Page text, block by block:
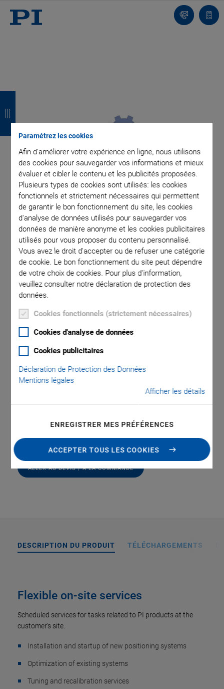
Paramétrez les cookies
Afin d'améliorer votre expérience en ligne, nous utilisons
des cookies pour sauvegarder vos informations et mieux
évaluer et cibler le contenu et les publicités proposées.
Plusieurs types de cookies sont utilisés: les cookies
fonctionnels et strictement nécessaires qui permettent
de garantir le bon fonctionnement du site, les cookies
d'analyse de données utilisés pour sauvegarder vos
données de manière anonyme et les cookies publicitaires
utilisés pour vous proposer du contenu personnalisé.
Vous avez le droit d'accepter ou de refuser une catégorie
de cookie. Le bon fonctionnement du site peut dépendre
de votre choix de cookies. Pour plus d'information,
veuillez consulter notre déclaration de protection des
données.
Cookies fonctionnels (strictement nécessaires)
Cookies d'analyse de données
Cookies publicitaires
Déclaration de Protection des Données
Mentions légales
Afficher les détails
ENREGISTRER MES PRÉFÉRENCES
ACCEPTER TOUS LES COOKIES
Contact
PI On-Site Scheduled
Services
Support
On-site support by PI engineering experts
System setup and basic user training
Preventive maintenance and support
ALLER AU DEVIS / À LA COMMANDE
DESCRIPTION DU PRODUIT TÉLÉCHARGEMENTS
Flexible on-site services
Scheduled services for tasks related to PI products at the
customer's site.
Installation and startup of new positioning systems
Optimization of existing systems
Tuning and recalibration services
t
o
u
r
t
o
u
r
t
o
u
r
t
o
u
r